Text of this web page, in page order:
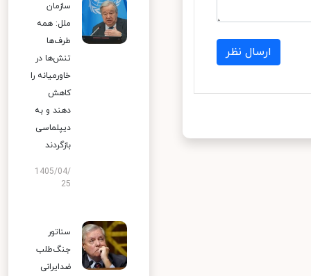
ارسال نظر
سازمان
ملل: همه
طرف‌ها
تنش‌ها در
خاورمیانه را
کاهش
دهند و به
دیپلماسی
بازگردند
1405/04/
25
سناتور
جنگ‌طلب
ضدایرانی